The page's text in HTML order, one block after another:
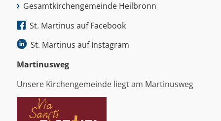
Gesamtkirchengemeinde Heilbronn
St. Martinus auf Facebook
St. Martinus auf Instagram
Martinus­weg
Unsere Kirchengemeinde liegt am Martinusweg